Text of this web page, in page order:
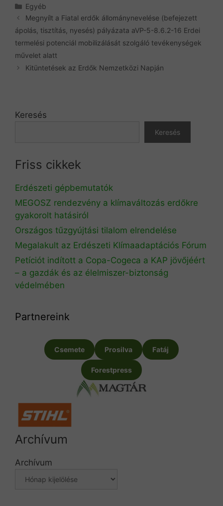
Kategória
Egyéb
Megnyílt a Fiatal erdők állománynevelése (befejezett
ápolás, tisztítás, nyesés) pályázata aVP-5-8.6.2-16 Erdei
termelési potenciál mobilizálását szolgáló tevékenységek
művelet alatt
Kitüntetések az Erdők Nemzetközi Napján
Keresés
Keresés
Friss cikkek
Erdészeti gépbemutatók
MEGOSZ rendezvény a klímaváltozás erdőkre
gyakorolt hatásiról
Országos tűzgyújtási tilalom elrendelése
Megalakult az Erdészeti Klímaadaptációs Fórum
Petíciót indított a Copa-Cogeca a KAP jövőjéért
– a gazdák és az élelmiszer-biztonság
védelmében
Partnereink
Csemete Prosilva Fatáj
Forestpress
Archívum
Archívum